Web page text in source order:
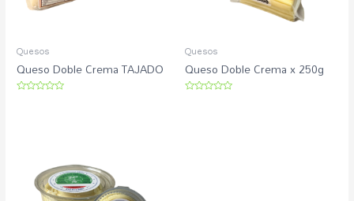
Quesos
Queso Doble Crema TAJADO
Quesos
Queso Doble Crema x 250g